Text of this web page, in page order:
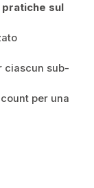
sul
ciascun sub-
per una